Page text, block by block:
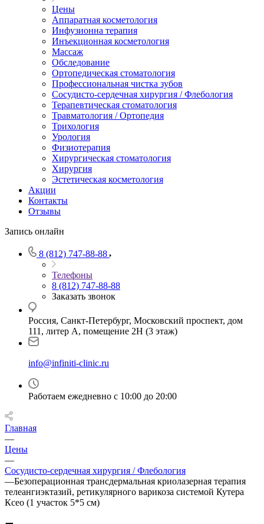
Цены
Аппаратная косметология
Инфузионна терапия
Инъекционная косметология
Массаж
Обследование
Ортопедическая стоматология
Профессиональная чистка зубов
Сосудисто-сердечная хирургия / Флебология
Терапевтическая стоматология
Травматология / Ортопедия
Трихология
Урология
Физиотерапия
Хирургическая стоматология
Хирургия
Эстетическая косметология
Акции
Контакты
Отзывы
Запись онлайн
8 (812) 747-88-88
Телефоны
8 (812) 747-88-88
Заказать звонок
Россия, Санкт-Петербург, Московский проспект, дом
111, литер А, помещение 2Н (3 этаж)
info@infiniti-clinic.ru
Работаем ежедневно с 10:00 до 20:00
Главная
—
Цены
—
Сосудисто-сердечная хирургия / Флебология
—Безоперационная трансдермальная криолазерная терапия
телеангиэктазий, ретикулярного варикоза системой Кутера
Ксео (1 участок 5*5 см)